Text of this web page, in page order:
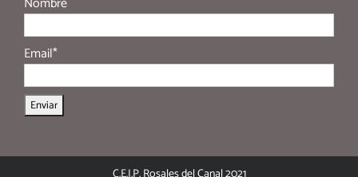
Email*